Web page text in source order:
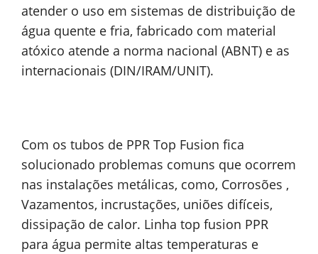
atender o uso em sistemas de distribuição de
água quente e fria, fabricado com material
atóxico atende a norma nacional (ABNT) e as
internacionais (DIN/IRAM/UNIT).
Com os tubos de PPR Top Fusion fica
solucionado problemas comuns que ocorrem
nas instalações metálicas, como, Corrosões ,
Vazamentos, incrustações, uniões difíceis,
dissipação de calor. Linha top fusion PPR
para água permite altas temperaturas e